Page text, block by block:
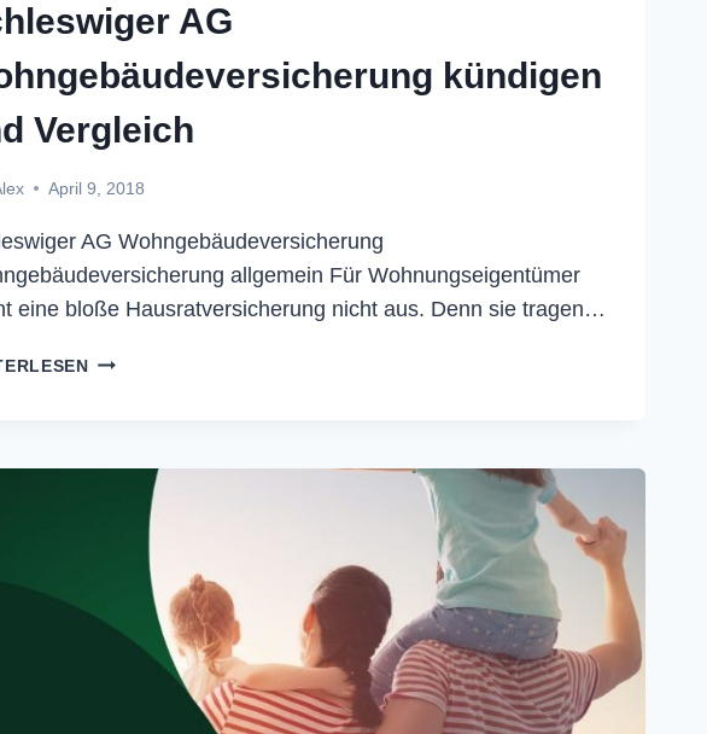
AG
kündigen
Vergleich
April 9, 2018
AG Wohngebäudeversicherung
allgemein Für Wohnungseigentümer
eine bloße Hausratversicherung nicht aus. Denn sie tragen…
SCHLESWIGER
UND
VERGLEICH